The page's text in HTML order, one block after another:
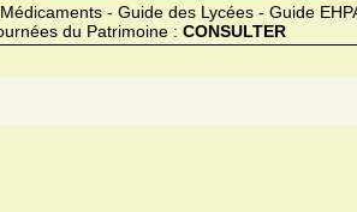
- Guide des Lycées - Guide
du Patrimoine : CONSULTER